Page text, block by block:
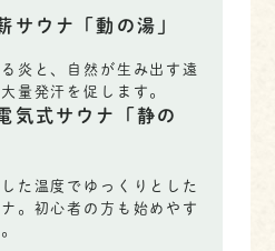
サウナ「動の湯」
炎と、自然が生み出す遠
量発汗を促します。
気式サウナ「静の
た温度でゆっくりとした
。初心者の方も始めやす